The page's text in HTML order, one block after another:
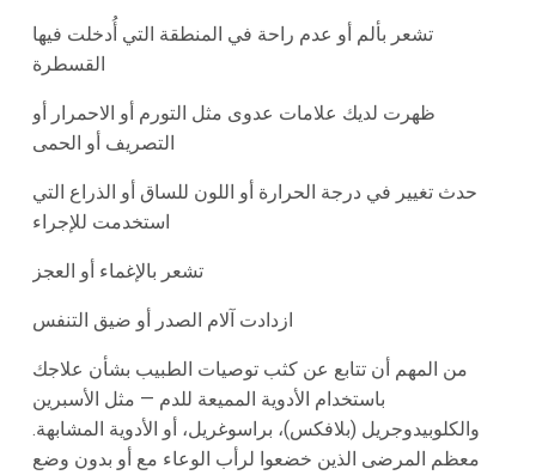
تشعر بألم أو عدم راحة في المنطقة التي أُدخلت فيها
القسطرة
ظهرت لديك علامات عدوى مثل التورم أو الاحمرار أو
التصريف أو الحمى
حدث تغيير في درجة الحرارة أو اللون للساق أو الذراع التي
استخدمت للإجراء
تشعر بالإغماء أو العجز
ازدادت آلام الصدر أو ضيق التنفس
من المهم أن تتابع عن كثب توصيات الطبيب بشأن علاجك
باستخدام الأدوية المميعة للدم — مثل الأسبرين
والكلوبيدوجريل (بلافكس)، براسوغريل، أو الأدوية المشابهة.
معظم المرضى الذين خضعوا لرأب الوعاء مع أو بدون وضع